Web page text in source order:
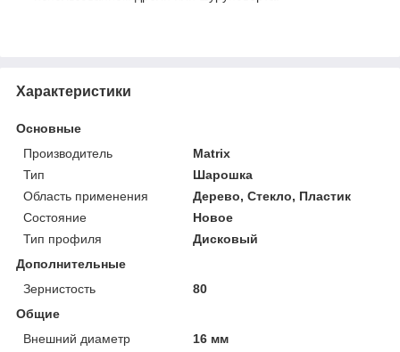
Характеристики
Основные
Производитель
Matrix
Тип
Шарошка
Область применения
Дерево, Стекло, Пластик
Состояние
Новое
Тип профиля
Дисковый
Дополнительные
Зернистость
80
Общие
Внешний диаметр
16 мм